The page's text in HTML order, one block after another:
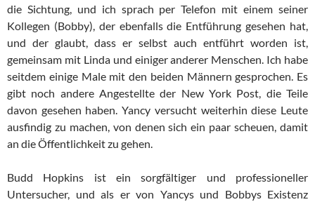
die Sichtung, und ich sprach per Telefon mit einem seiner
Kollegen (Bobby), der ebenfalls die Entführung gesehen hat,
und der glaubt, dass er selbst auch entführt worden ist,
gemeinsam mit Linda und einiger anderer Menschen. Ich habe
seitdem einige Male mit den beiden Männern gesprochen. Es
gibt noch andere Angestellte der New York Post, die Teile
davon gesehen haben. Yancy versucht weiterhin diese Leute
ausfindig zu machen, von denen sich ein paar scheuen, damit
an die Öffentlichkeit zu gehen.
Budd Hopkins ist ein sorgfältiger und professioneller
Untersucher, und als er von Yancys und Bobbys Existenz